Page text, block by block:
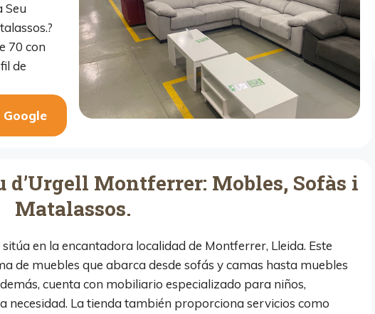
Seu
70 con
de
d’Urgell Montferrer: Mobles, Sofàs i
Matalassos.
en la encantadora localidad de Montferrer, Lleida. Este
de muebles que abarca desde sofás y camas hasta muebles
cuenta con mobiliario especializado para niños,
necesidad. La tienda también proporciona servicios como